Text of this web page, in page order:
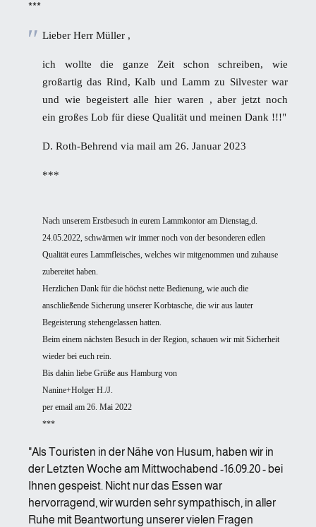
***
Lieber Herr Müller ,
ich wollte die ganze Zeit schon schreiben, wie
großartig das Rind, Kalb und Lamm zu Silvester war
und wie begeistert alle hier waren , aber jetzt noch
ein großes Lob für diese Qualität und meinen Dank !!!"
D. Roth-Behrend via mail am 26. Januar 2023
***
Nach unserem Erstbesuch in eurem Lammkontor am Dienstag,d.
24.05.2022, schwärmen wir immer noch von der besonderen edlen
Qualität eures Lammfleisches, welches wir mitgenommen und zuhause
zubereitet haben.
Herzlichen Dank für die höchst nette Bedienung, wie auch die
anschließende Sicherung unserer Korbtasche, die wir aus lauter
Begeisterung stehengelassen hatten.
Beim einem nächsten Besuch in der Region, schauen wir mit Sicherheit
wieder bei euch rein.
Bis dahin liebe Grüße aus Hamburg von
Nanine+Holger H./J.
per email am 26. Mai 2022
***
"Als Touristen in der Nähe von Husum, haben wir in
der Letzten Woche am Mittwochabend -16.09.20 - bei
Ihnen gespeist. Nicht nur das Essen war
hervorragend, wir wurden sehr sympathisch, in aller
Ruhe mit Beantwortung unserer vielen Fragen